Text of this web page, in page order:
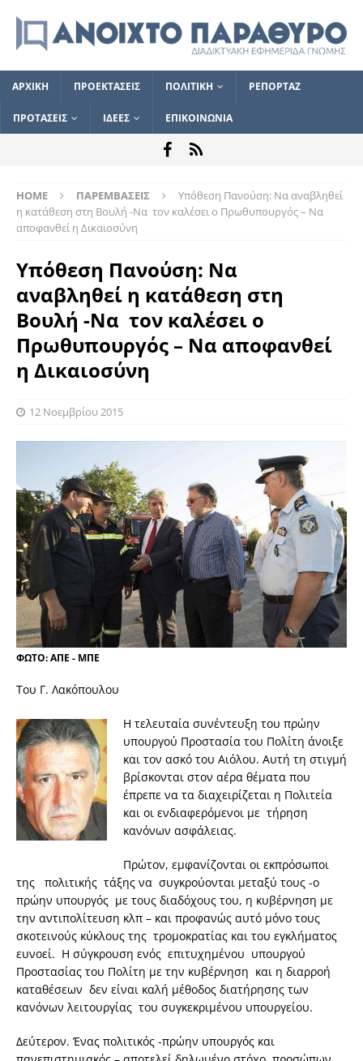
ΑΡΧΙΚΗ ΠΡΟΕΚΤΑΣΕΙΣ ΠΟΛΙΤΙΚΗ ΡΕΠΟΡΤΑΖ
ΠΡΟΤΑΣΕΙΣ ΙΔΕΕΣ ΕΠΙΚΟΙΝΩΝΙΑ
HOME ΠΑΡΕΜΒΑΣΕΙΣ
Υπόθεση Πανούση: Να αναβληθεί
η κατάθεση στη Βουλή -Να τον καλέσει ο Πρωθυπουργός – Να
αποφανθεί η Δικαιοσύνη
Υπόθεση Πανούση: Να
αναβληθεί η κατάθεση στη
Βουλή -Να τον καλέσει ο
Πρωθυπουργός – Να αποφανθεί
η Δικαιοσύνη
12 Νοεμβρίου 2015
ΦΩΤΟ: ΑΠΕ - ΜΠΕ
Toυ Γ. Λακόπουλου
Η τελευταία συνέντευξη του πρώην
υπουργού Προστασία του Πολίτη άνοιξε
και τον ασκό του Αιόλου. Αυτή τη στιγμή
βρίσκονται στον αέρα θέματα που
έπρεπε να τα διαχειρίζεται η Πολιτεία
και οι ενδιαφερόμενοι με τήρηση
κανόνων ασφάλειας.
Πρώτον, εμφανίζονται οι εκπρόσωποι
της πολιτικής τάξης να συγκρούονται μεταξύ τους -ο
πρώην υπουργός με τους διαδόχους του, η κυβέρνηση με
την αντιπολίτευση κλπ – και προφανώς αυτό μόνο τους
σκοτεινούς κύκλους της τρομοκρατίας και του εγκλήματος
ευνοεί. Η σύγκρουση ενός επιτυχημένου υπουργού
Προστασίας του Πολίτη με την κυβέρνηση και η διαρροή
καταθέσεων δεν είναι καλή μέθοδος διατήρησης των
κανόνων λειτουργίας του συγκεκριμένου υπουργείου.
Δεύτερον. Ένας πολιτικός -πρώην υπουργός και